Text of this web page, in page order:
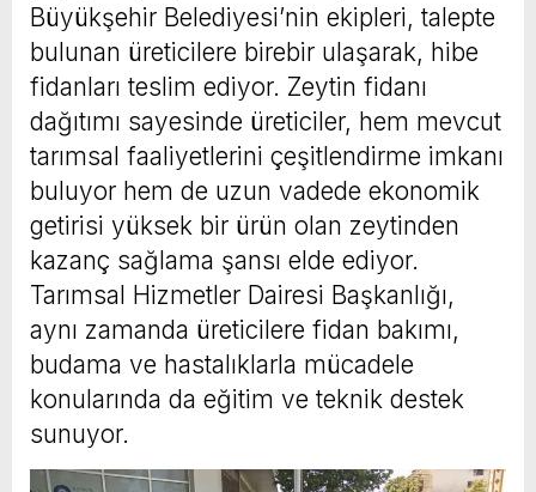
Büyükşehir Belediyesi’nin ekipleri, talepte
bulunan üreticilere birebir ulaşarak, hibe
fidanları teslim ediyor. Zeytin fidanı
dağıtımı sayesinde üreticiler, hem mevcut
tarımsal faaliyetlerini çeşitlendirme imkanı
buluyor hem de uzun vadede ekonomik
getirisi yüksek bir ürün olan zeytinden
kazanç sağlama şansı elde ediyor.
Tarımsal Hizmetler Dairesi Başkanlığı,
aynı zamanda üreticilere fidan bakımı,
budama ve hastalıklarla mücadele
konularında da eğitim ve teknik destek
sunuyor.